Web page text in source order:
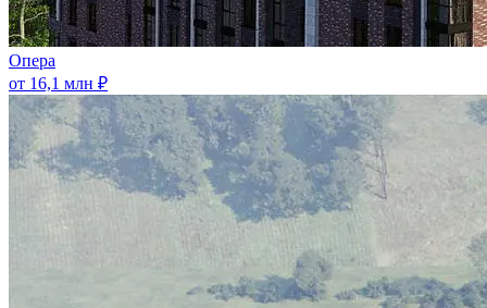
Опера
от 16,1 млн ₽